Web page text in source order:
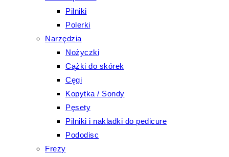
Pilniki
Polerki
Narzędzia
Nożyczki
Cążki do skórek
Cęgi
Kopytka / Sondy
Pęsety
Pilniki i nakladki do pedicure
Pododisc
Frezy